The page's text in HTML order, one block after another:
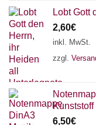
Lobt Gott
2,60€
inkl. MwSt.
zzgl.
Kunststoff
6,50€